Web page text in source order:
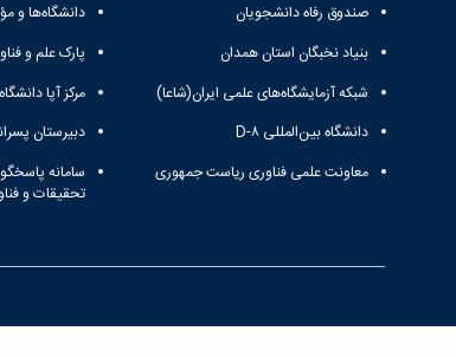
صندوق رفاه دانشجویان
بنیاد نخبگان استان همدان
شبکه آزمایشگاه‌های علمی ایران(شاعا)
دانشگاه بین‌المللی D-۸
معاونت علمی فناوری ریاست جمهوری
دانشگاه‌ها و
پارک علم و
مرکز آپا
دبیرستان
سامانه
تحقیقات و